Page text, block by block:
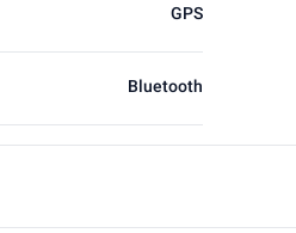
چاره ای جز صرف هزینه بیشتر
GPS
Bluetooth